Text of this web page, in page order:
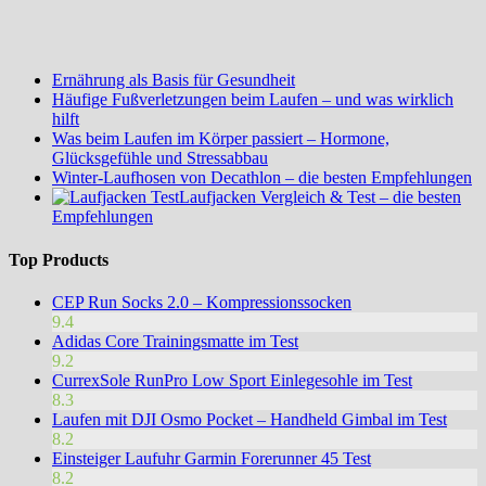
Ernährung als Basis für Gesundheit
Häufige Fußverletzungen beim Laufen – und was wirklich
hilft
Was beim Laufen im Körper passiert – Hormone,
Glücksgefühle und Stressabbau
Winter-Laufhosen von Decathlon – die besten Empfehlungen
Laufjacken Vergleich & Test – die besten
Empfehlungen
Top Products
CEP Run Socks 2.0 – Kompressionssocken
9.4
Adidas Core Trainingsmatte im Test
9.2
CurrexSole RunPro Low Sport Einlegesohle im Test
8.3
Laufen mit DJI Osmo Pocket – Handheld Gimbal im Test
8.2
Einsteiger Laufuhr Garmin Forerunner 45 Test
8.2